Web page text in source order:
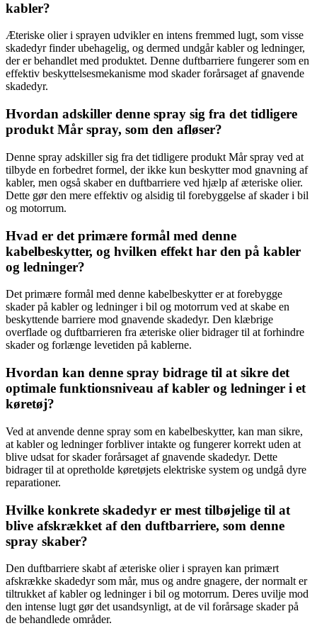
kabler?
Æteriske olier i sprayen udvikler en intens fremmed lugt, som visse
skadedyr finder ubehagelig, og dermed undgår kabler og ledninger,
der er behandlet med produktet. Denne duftbarriere fungerer som en
effektiv beskyttelsesmekanisme mod skader forårsaget af gnavende
skadedyr.
Hvordan adskiller denne spray sig fra det tidligere
produkt Mår spray, som den afløser?
Denne spray adskiller sig fra det tidligere produkt Mår spray ved at
tilbyde en forbedret formel, der ikke kun beskytter mod gnavning af
kabler, men også skaber en duftbarriere ved hjælp af æteriske olier.
Dette gør den mere effektiv og alsidig til forebyggelse af skader i bil
og motorrum.
Hvad er det primære formål med denne
kabelbeskytter, og hvilken effekt har den på kabler
og ledninger?
Det primære formål med denne kabelbeskytter er at forebygge
skader på kabler og ledninger i bil og motorrum ved at skabe en
beskyttende barriere mod gnavende skadedyr. Den klæbrige
overflade og duftbarrieren fra æteriske olier bidrager til at forhindre
skader og forlænge levetiden på kablerne.
Hvordan kan denne spray bidrage til at sikre det
optimale funktionsniveau af kabler og ledninger i et
køretøj?
Ved at anvende denne spray som en kabelbeskytter, kan man sikre,
at kabler og ledninger forbliver intakte og fungerer korrekt uden at
blive udsat for skader forårsaget af gnavende skadedyr. Dette
bidrager til at opretholde køretøjets elektriske system og undgå dyre
reparationer.
Hvilke konkrete skadedyr er mest tilbøjelige til at
blive afskrækket af den duftbarriere, som denne
spray skaber?
Den duftbarriere skabt af æteriske olier i sprayen kan primært
afskrække skadedyr som mår, mus og andre gnagere, der normalt er
tiltrukket af kabler og ledninger i bil og motorrum. Deres uvilje mod
den intense lugt gør det usandsynligt, at de vil forårsage skader på
de behandlede områder.